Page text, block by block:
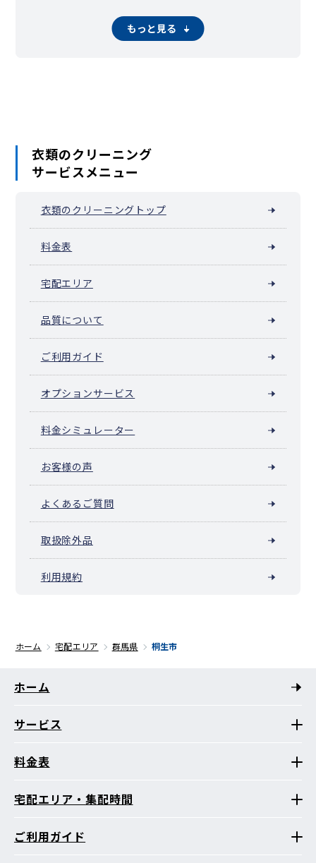
もっと見る
衣類のクリーニング
サービスメニュー
衣類のクリーニングトップ
料金表
宅配エリア
品質について
ご利用ガイド
オプションサービス
料金シミュレーター
お客様の声
よくあるご質問
取扱除外品
利用規約
ホーム 宅配エリア 群馬県 桐生市
ホーム
サービス
料金表
宅配エリア・集配時間
ご利用ガイド